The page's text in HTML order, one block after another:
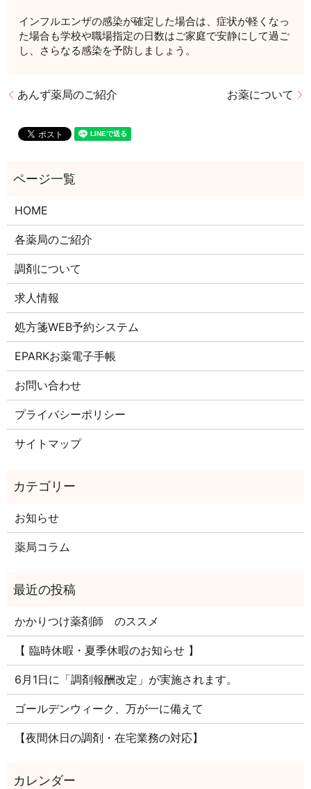
インフルエンザの感染が確定した場合は、症状が軽くなっ
た場合も学校や職場指定の日数はご家庭で安静にして過ご
し、さらなる感染を予防しましょう。
あんず薬局のご紹介 お薬について
HOME
各薬局のご紹介
調剤について
求人情報
処方箋WEB予約システム
EPARKお薬電子手帳
お問い合わせ
プライバシーポリシー
サイトマップ
お知らせ
薬局コラム
かかりつけ薬剤師 のススメ
【 臨時休暇・夏季休暇のお知らせ 】
6月1日に「調剤報酬改定」が実施されます。
ゴールデンウィーク、万が一に備えて
【夜間休日の調剤・在宅業務の対応】